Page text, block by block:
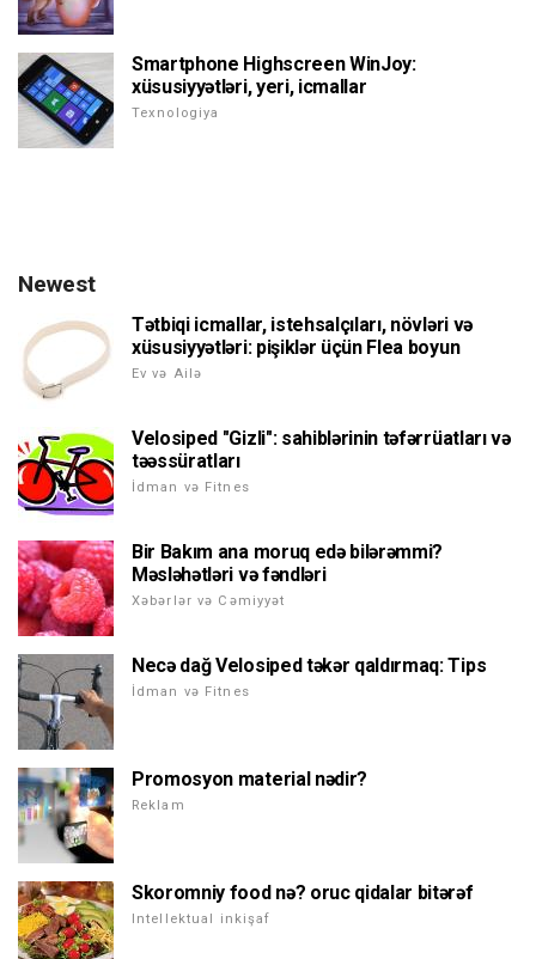
Smartphone Highscreen WinJoy:
xüsusiyyətləri, yeri, icmallar
Texnologiya
Newest
Tətbiqi icmallar, istehsalçıları, növləri və
xüsusiyyətləri: pişiklər üçün Flea boyun
Ev və Ailə
Velosiped "Gizli": sahiblərinin təfərrüatları və
təəssüratları
İdman və Fitnes
Bir Bakım ana moruq edə bilərəmmi?
Məsləhətləri və fəndləri
Xəbərlər və Cəmiyyət
Necə dağ Velosiped təkər qaldırmaq: Tips
İdman və Fitnes
Promosyon material nədir?
Reklam
Skoromniy food nə? oruc qidalar bitərəf
Intellektual inkişaf